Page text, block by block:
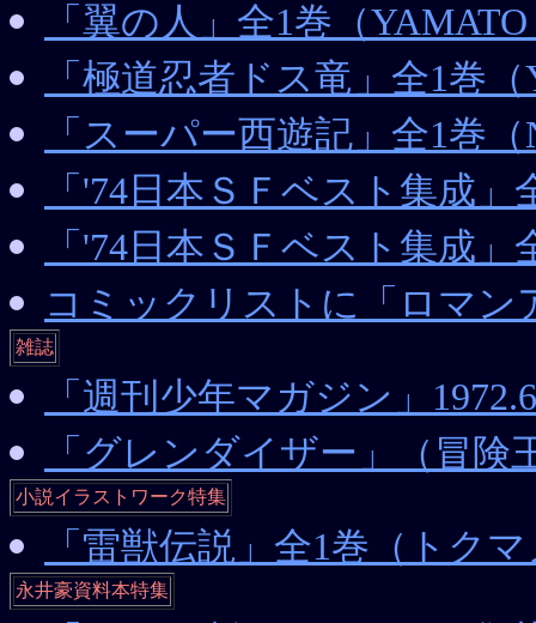
「翼の人」全1巻（
「極道忍者ドス竜」全1巻
「スーパー西遊記」全1巻
「'74日本ＳＦベスト集成
「'74日本ＳＦベスト集成
コミックリストに「ロマン
雑誌
「週刊少年マガジン」
「グレンダイザー」（冒険
小説イラストワーク特集
「雷獣伝説」全1巻（トク
永井豪資料本特集